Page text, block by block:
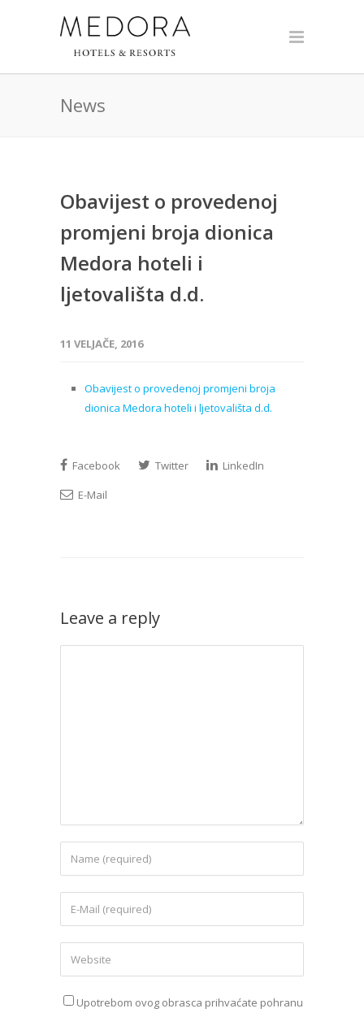
News
Obavijest o provedenoj
promjeni broja dionica
Medora hoteli i
ljetovališta d.d.
11 VELJAČE, 2016
Obavijest o provedenoj promjeni broja
dionica Medora hoteli i ljetovališta d.d.
Facebook Twitter
LinkedIn
E-Mail
Leave a reply
Upotrebom ovog obrasca prihvaćate pohranu